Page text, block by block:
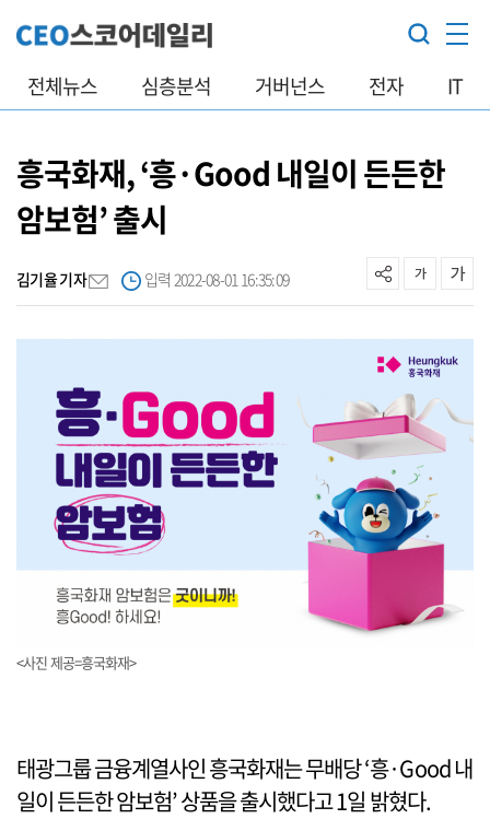
전체뉴스 심층분석 거버넌스 전자 IT
흥국화재, ‘흥·Good 내일이 든든한
암보험’ 출시
김기율 기자 입력 2022-08-01 16:35:09
<사진 제공=흥국화재>
태광그룹 금융계열사인 흥국화재는 무배당 ‘흥·Good 내
일이 든든한 암보험’ 상품을 출시했다고 1일 밝혔다.